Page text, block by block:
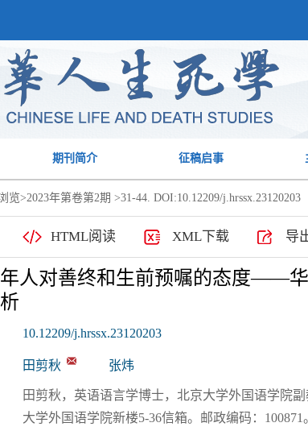
期刊简介 征稿启事
览>2023年第卷第2期 >31-44. DOI:10.12209/j.hrssx.23120203
HTML阅读 XML下载 导
人对善终和生前预嘱的态度——
10.12209/j.hrssx.23120203
田剪秋 张炜
田剪秋，英语语言学博士，北京大学外国语学院
大学外国语学院新楼5-36信箱。邮政编码：100871